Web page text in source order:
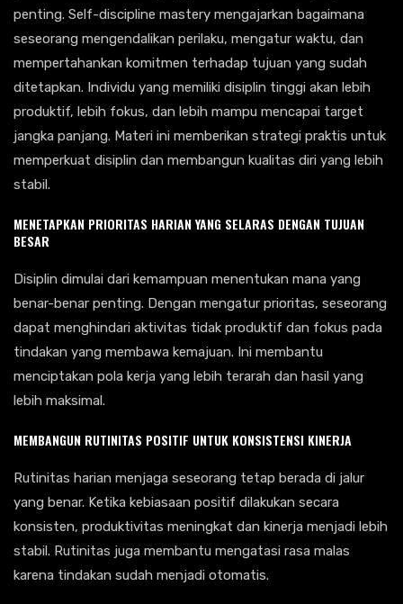
penting. Self-discipline mastery mengajarkan bagaimana
seseorang mengendalikan perilaku, mengatur waktu, dan
mempertahankan komitmen terhadap tujuan yang sudah
ditetapkan. Individu yang memiliki disiplin tinggi akan lebih
produktif, lebih fokus, dan lebih mampu mencapai target
jangka panjang. Materi ini memberikan strategi praktis untuk
memperkuat disiplin dan membangun kualitas diri yang lebih
stabil.
MENETAPKAN PRIORITAS HARIAN YANG SELARAS DENGAN TUJUAN
BESAR
Disiplin dimulai dari kemampuan menentukan mana yang
benar-benar penting. Dengan mengatur prioritas, seseorang
dapat menghindari aktivitas tidak produktif dan fokus pada
tindakan yang membawa kemajuan. Ini membantu
menciptakan pola kerja yang lebih terarah dan hasil yang
lebih maksimal.
MEMBANGUN RUTINITAS POSITIF UNTUK KONSISTENSI KINERJA
Rutinitas harian menjaga seseorang tetap berada di jalur
yang benar. Ketika kebiasaan positif dilakukan secara
konsisten, produktivitas meningkat dan kinerja menjadi lebih
stabil. Rutinitas juga membantu mengatasi rasa malas
karena tindakan sudah menjadi otomatis.